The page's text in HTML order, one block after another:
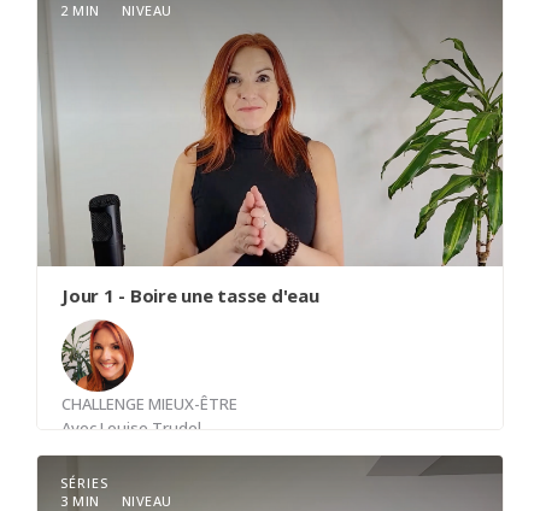
Je ne consulte pas mon cellulaire (ni ma tablette)
durant la première heure de ma journée.
La Power Hour est la 1ère heure de la journée,
celle qui t’appartient totalement.
Ton bien-être et ta santé - physique et mentale -
seront optimisés si tu prends de toi dès cette
première heure, parce qu’après, on ne le sait que
trop bien, tout déboule, dérape et les hamsters
se remettent en fonction.
2 MIN
NIVEAU
Jour 1 - Boire une tasse d'eau
CHALLENGE MIEUX-ÊTRE
AvecLouise Trudel
SÉRIES
3 MIN
NIVEAU